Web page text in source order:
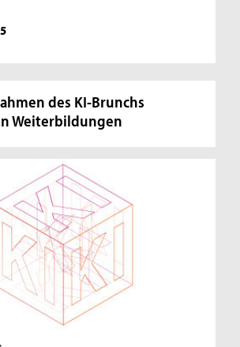
des KI-Brunchs
Weiterbildungen